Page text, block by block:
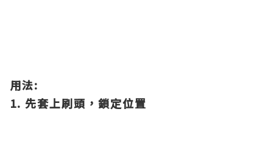
用法:
1. 先套上刷頭，鎖定位置